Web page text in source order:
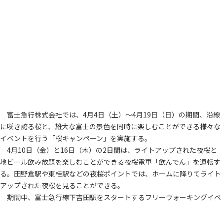
富士急行株式会社では、4月4日（土）～4月19日（日）の期間、沿線
に咲き誇る桜と、雄大な富士の景色を同時に楽しむことができる様々な
イベントを行う「桜キャンペーン」を実施する。
4月10日（金）と16日（木）の2日間は、ライトアップされた夜桜と
地ビール飲み放題を楽しむことができる夜桜電車「飲んでん」を運転す
る。田野倉駅や東桂駅などの夜桜ポイントでは、ホームに降りてライト
アップされた夜桜を見ることができる。
期間中、富士急行線下吉田駅をスタートするフリーウォーキングイベ